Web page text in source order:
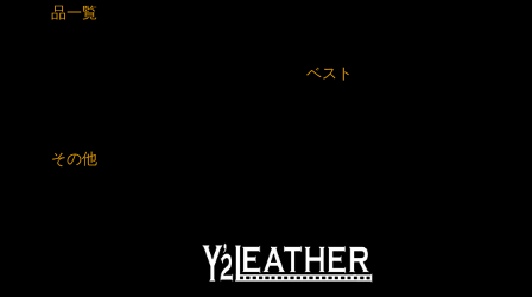
品一覧
ベスト
その他